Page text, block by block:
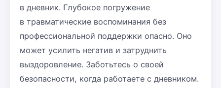
в дневник. Глубокое погружение
в травматические воспоминания без
профессиональной поддержки опасно. Оно
может усилить негатив и затруднить
выздоровление. Заботьтесь о своей
безопасности, когда работаете с дневником.